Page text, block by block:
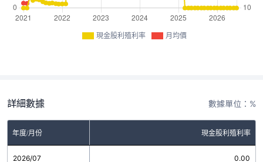
現金股利殖利率 月均價
詳細數據 數據單位：%
年度/月份 現金股利殖利率
2026/07 0.00